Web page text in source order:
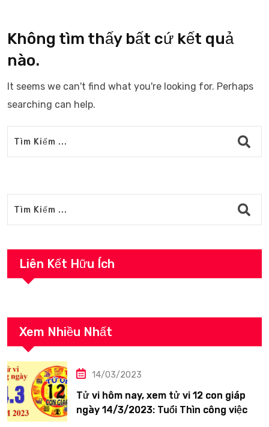
Không tìm thấy bất cứ kết quả
nào.
It seems we can't find what you're looking for. Perhaps
searching can help.
Liên Kết Hữu Ích
Xem Nhiều Nhất
14/03/2023
Tử vi hôm nay, xem tử vi 12 con giáp
ngày 14/3/2023: Tuổi Thìn công việc